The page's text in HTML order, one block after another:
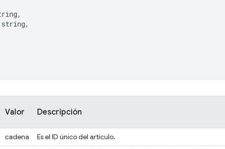
,
string,
Valor Descripción
cadena Es el ID único del artículo.